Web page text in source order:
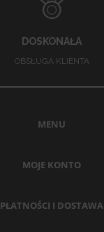
DOSKONAŁA
OBSŁUGA KLIENTA
MENU
MOJE KONTO
PŁATNOŚCI I DOSTAWA